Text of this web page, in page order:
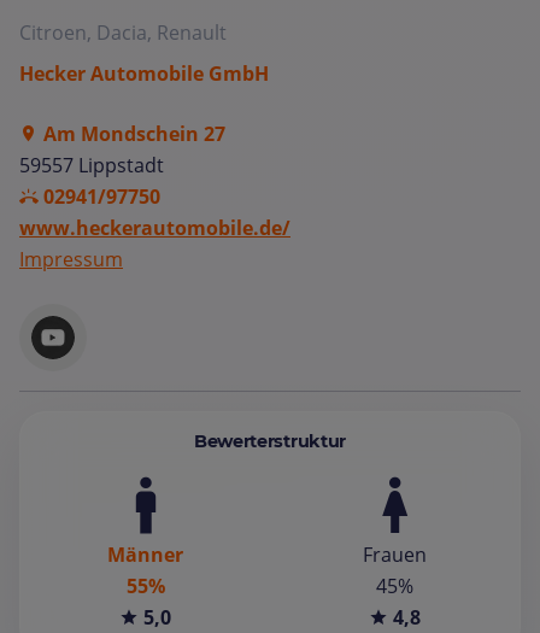
Citroen, Dacia, Renault
Hecker Automobile GmbH
Am Mondschein 27
59557 Lippstadt
02941/97750
www.heckerautomobile.de/
Impressum
Bewerterstruktur
Männer
55%
5,0
Frauen
45%
4,8